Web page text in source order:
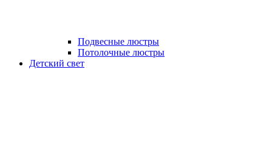
Подвесные люстры
Потолочные люстры
Детский свет